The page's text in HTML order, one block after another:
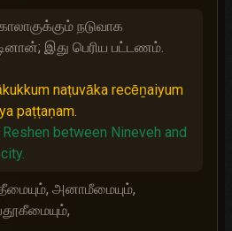
நடுவாக
இது பெரிய பட்டணம்.
naṭuvāka recēṉaiyum
paṭṭaṇam.
between Nineveh and
அனாமீமையும்,